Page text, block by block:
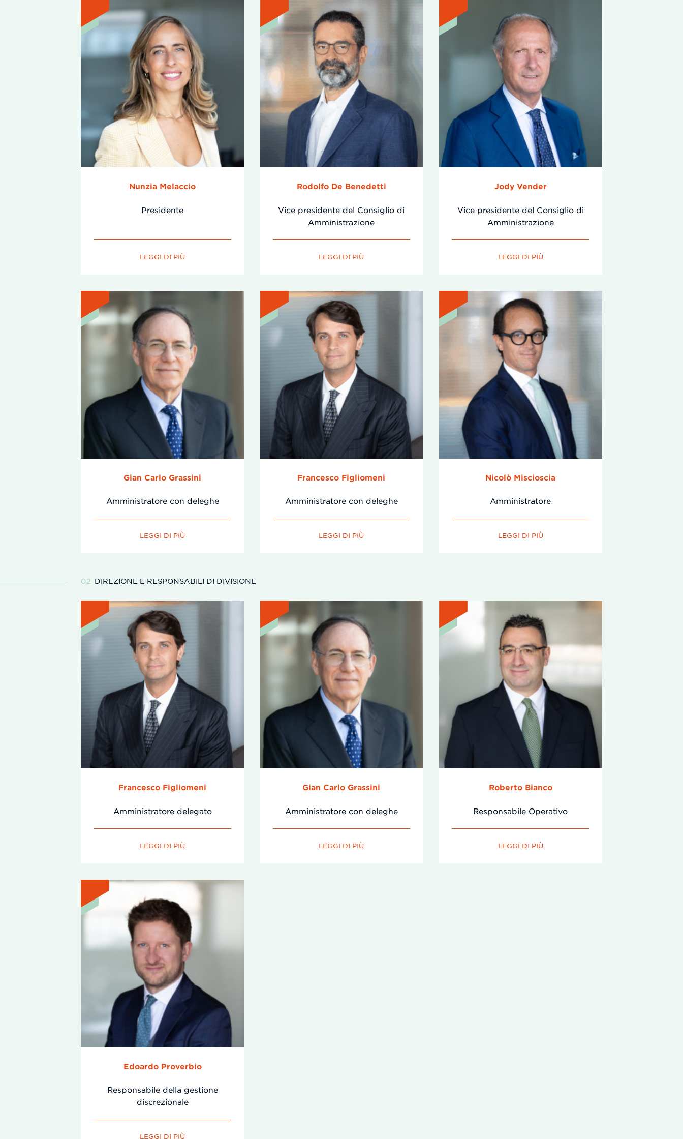
Nunzia Melaccio
Presidente
LEGGI DI PIÙ
Rodolfo De Benedetti
Vice presidente del Consiglio di
Amministrazione
LEGGI DI PIÙ
Jody Vender
Vice presidente del Consiglio di
Amministrazione
LEGGI DI PIÙ
Gian Carlo Grassini
Amministratore con deleghe
LEGGI DI PIÙ
Francesco Figliomeni
Amministratore con deleghe
LEGGI DI PIÙ
Nicolò Miscioscia
Amministratore
LEGGI DI PIÙ
DIREZIONE E RESPONSABILI DI DIVISIONE
Francesco Figliomeni
Amministratore delegato
LEGGI DI PIÙ
Gian Carlo Grassini
Amministratore con deleghe
LEGGI DI PIÙ
Roberto Bianco
Responsabile Operativo
LEGGI DI PIÙ
Edoardo Proverbio
Responsabile della gestione
discrezionale
LEGGI DI PIÙ